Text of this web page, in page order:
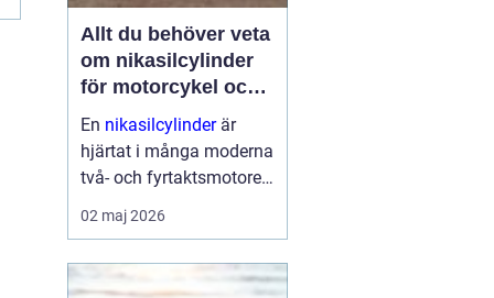
Allt du behöver veta
om nikasilcylinder
för motorcykel och
snöskoter
En nikasilcylinderär
hjärtat i många moderna
två- och fyrtaktsmotorer.
När den fungerar som
den ska får motorn bra
och lång livslängd. När
02 maj 2026